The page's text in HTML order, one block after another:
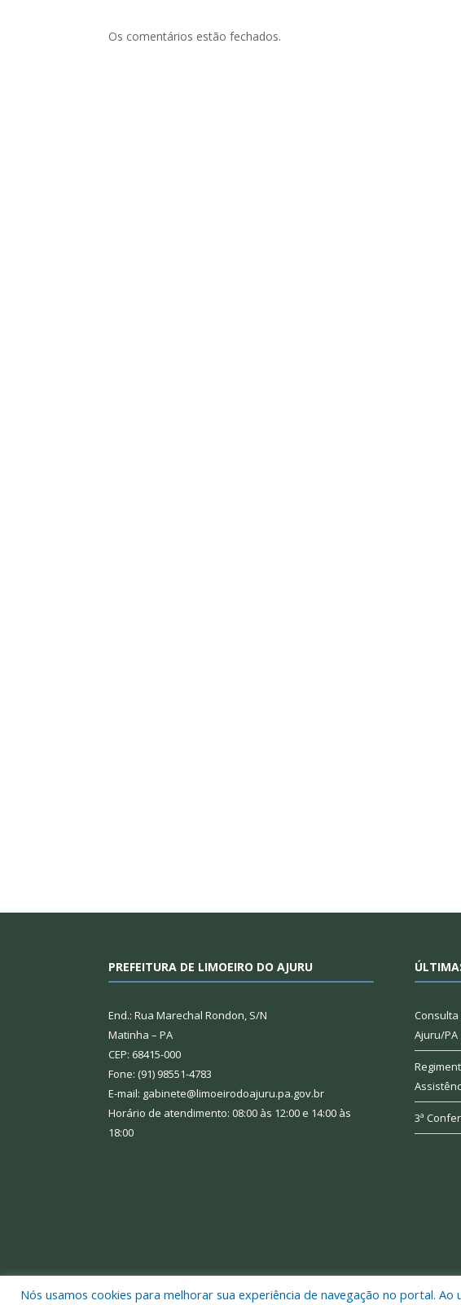
Os comentários estão fechados.
PREFEITURA DE LIMOEIRO DO AJURU
End.: Rua Marechal Rondon, S/N
Matinha – PA
CEP: 68415-000
Fone: (91) 98551-4783
E-mail: gabinete@limoeirodoajuru.pa.gov.br
Horário de atendimento: 08:00 às 12:00 e 14:00 às
18:00
Consulta
Ajuru/PA
3ª
Nós usamos cookies para melhorar sua experiência de navegação no portal.